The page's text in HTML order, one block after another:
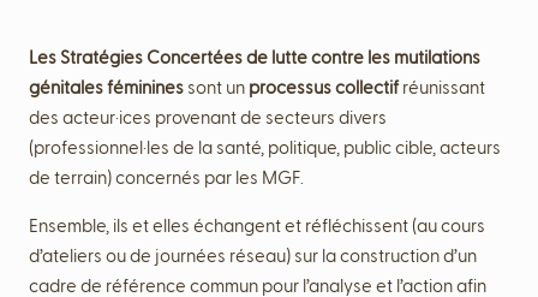
Les Stratégies Concertées de lutte contre les mutilations
génitales féminines sont un processus collectifréunissant
des acteur·ices provenant de secteurs divers
(professionnel·les de la santé, politique, public cible, acteurs
de terrain) concernés par les MGF.
Ensemble, ils et elles échangent et réfléchissent (au cours
d’ateliers ou de journées réseau) sur la construction d’un
cadre de référence commun pour l’analyse et l’action afin